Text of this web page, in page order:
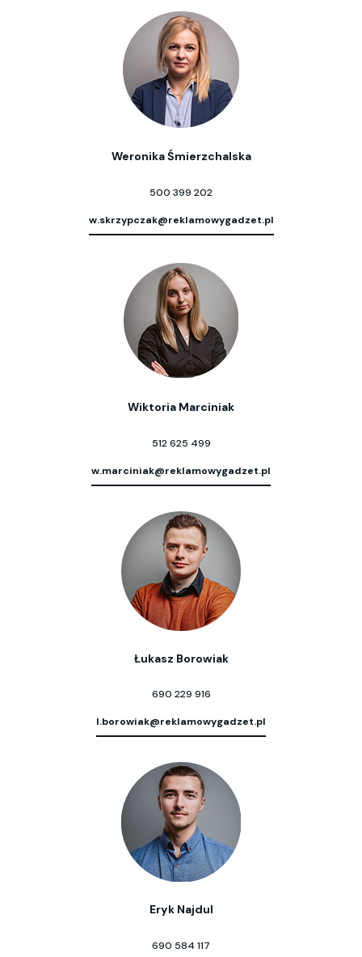
Weronika Śmierzchalska
500 399 202
w.skrzypczak@reklamowygadzet.pl
Wiktoria Marciniak
512 625 499
w.marciniak@reklamowygadzet.pl
Łukasz Borowiak
690 229 916
l.borowiak@reklamowygadzet.pl
Eryk Najdul
690 584 117